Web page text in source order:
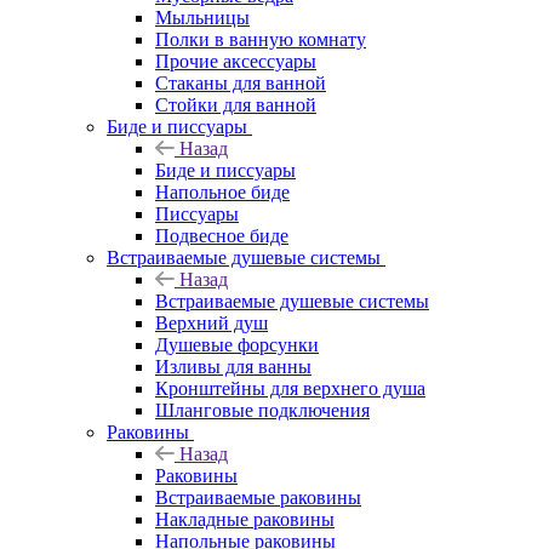
Мыльницы
Полки в ванную комнату
Прочие аксессуары
Стаканы для ванной
Стойки для ванной
Биде и писсуары
Назад
Биде и писсуары
Напольное биде
Писсуары
Подвесное биде
Встраиваемые душевые системы
Назад
Встраиваемые душевые системы
Верхний душ
Душевые форсунки
Изливы для ванны
Кронштейны для верхнего душа
Шланговые подключения
Раковины
Назад
Раковины
Встраиваемые раковины
Накладные раковины
Напольные раковины